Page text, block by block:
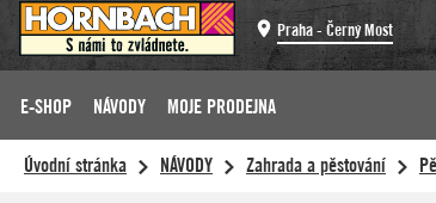
Praha - Černý Most
E-SHOP NÁVODY MOJE PRODEJNA